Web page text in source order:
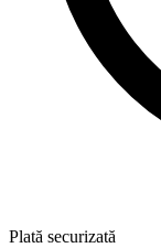
Plată securizată